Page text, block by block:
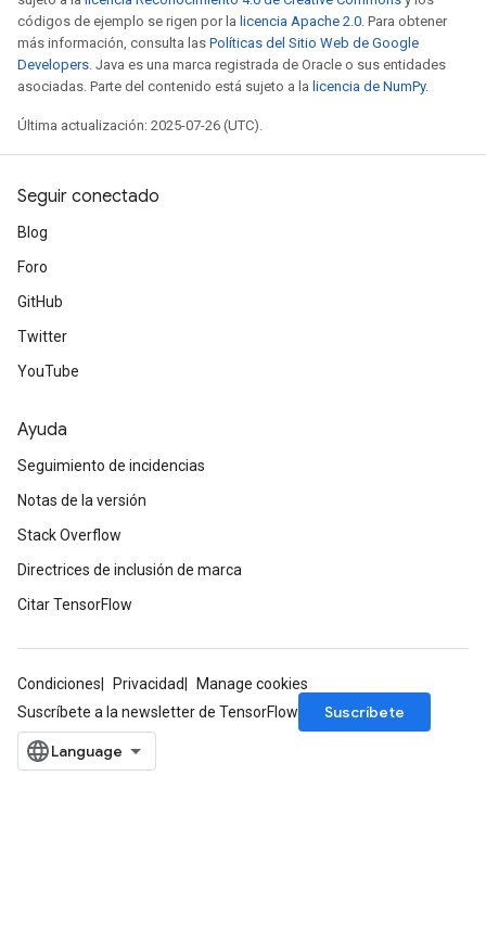
códigos de ejemplo se rigen por la licencia Apache 2.0. Para obtener
más información, consulta las Políticas del Sitio Web de Google
Developers. Java es una marca registrada de Oracle o sus entidades
asociadas. Parte del contenido está sujeto a la licencia de NumPy.
Última actualización: 2025-07-26 (UTC).
Seguir conectado
Blog
Foro
GitHub
Twitter
YouTube
Ayuda
Seguimiento de incidencias
Notas de la versión
Stack Overflow
Directrices de inclusión de marca
Citar TensorFlow
Condiciones Privacidad
Manage cookies
Suscríbete a la newsletter de TensorFlow
Suscríbete